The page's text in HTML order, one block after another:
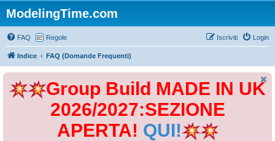
ModelingTime.com
FAQ Regole Login
Iscriviti
Indice FAQ (Domande Frequenti)
Group Build MADE IN UK
2026/2027:SEZIONE
APERTA! QUI!